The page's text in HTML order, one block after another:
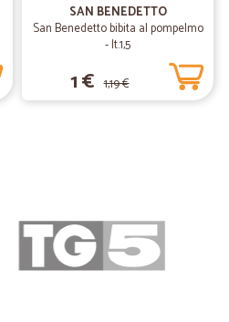
23/09/2020
SAN BENEDETTO
San Benedetto bibita al pompelmo
- lt.1,5
1 € 1,19 €